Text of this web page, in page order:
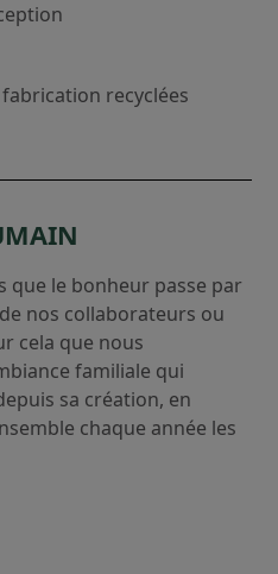
recyclées
que le bonheur passe par
de nos collaborateurs ou
cela que nous
familiale qui
sa création, en
chaque année les